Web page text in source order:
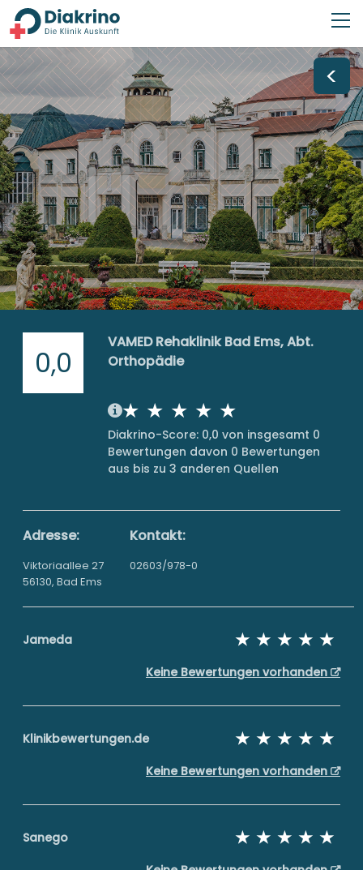
<
0,0
VAMED Rehaklinik Bad Ems, Abt.
Orthopädie
Diakrino-Score: 0,0 von insgesamt 0
Bewertungen davon 0 Bewertungen
aus bis zu 3 anderen Quellen
Adresse:
Viktoriaallee 27
56130, Bad Ems
Kontakt:
02603/978-0
Jameda
Keine Bewertungen vorhanden
Klinikbewertungen.de
Keine Bewertungen vorhanden
Sanego